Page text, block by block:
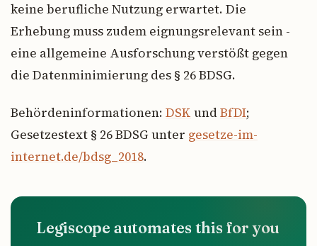
keine berufliche Nutzung erwartet. Die
Erhebung muss zudem eignungsrelevant sein -
eine allgemeine Ausforschung verstößt gegen
die Datenminimierung des § 26 BDSG.
Behördeninformationen: DSK und BfDI;
Gesetzestext § 26 BDSG unter gesetze-im-
internet.de/bdsg_2018.
Legiscope automates this for you